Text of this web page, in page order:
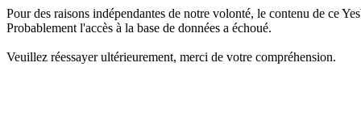
Pour des raisons indépendantes de notre volonté, le contenu de ce
Probablement l'accès à la base de données a échoué.
Veuillez réessayer ultérieurement, merci de votre compréhension.